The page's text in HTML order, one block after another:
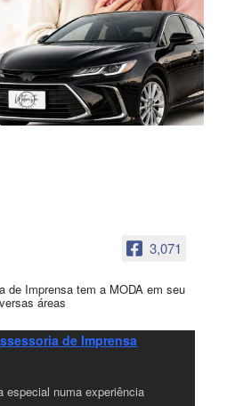
3,071
de Imprensa tem a MODA em seu
áreas
de Imprensa
especial numa experiência